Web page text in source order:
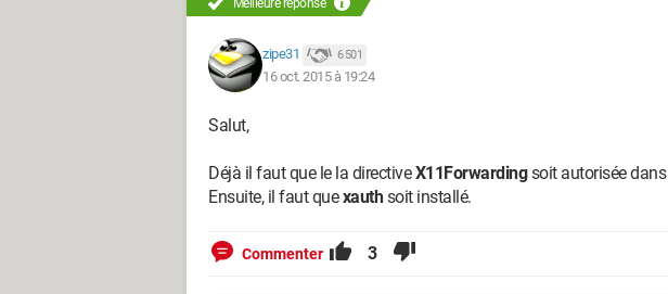
Meilleure réponse
zipe31 6 501
16 oct. 2015 à 19:24
Salut,
Déjà il faut que le la directiveX11Forwardingsoit autorisée dans
Ensuite, il faut quexauthsoit installé.
Commenter 3